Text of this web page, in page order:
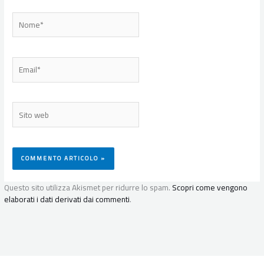
Nome*
Email*
Sito
web
Questo sito utilizza Akismet per ridurre lo spam.Scopri come vengono
elaborati i dati derivati dai commenti.